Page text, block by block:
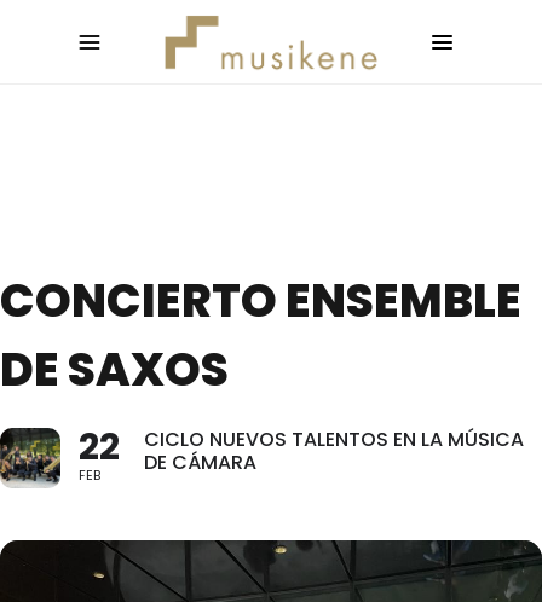
CONCIERTO ENSEMBLE
DE SAXOS
22
FEB
CICLO NUEVOS TALENTOS EN LA MÚSICA
DE CÁMARA